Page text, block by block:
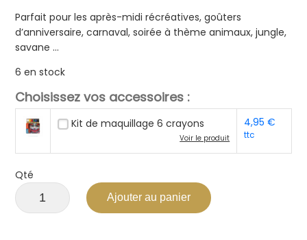
Parfait pour les après-midi récréatives, goûters
d’anniversaire, carnaval, soirée à thème animaux, jungle,
savane …
6 en stock
Choisissez vos accessoires :
Kit de maquillage 6 crayons
Voir le produit
4,95€
ttc
Qté
Ajouter au panier